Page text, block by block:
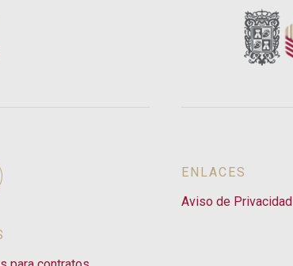
ENLACES
Aviso de Privacidad